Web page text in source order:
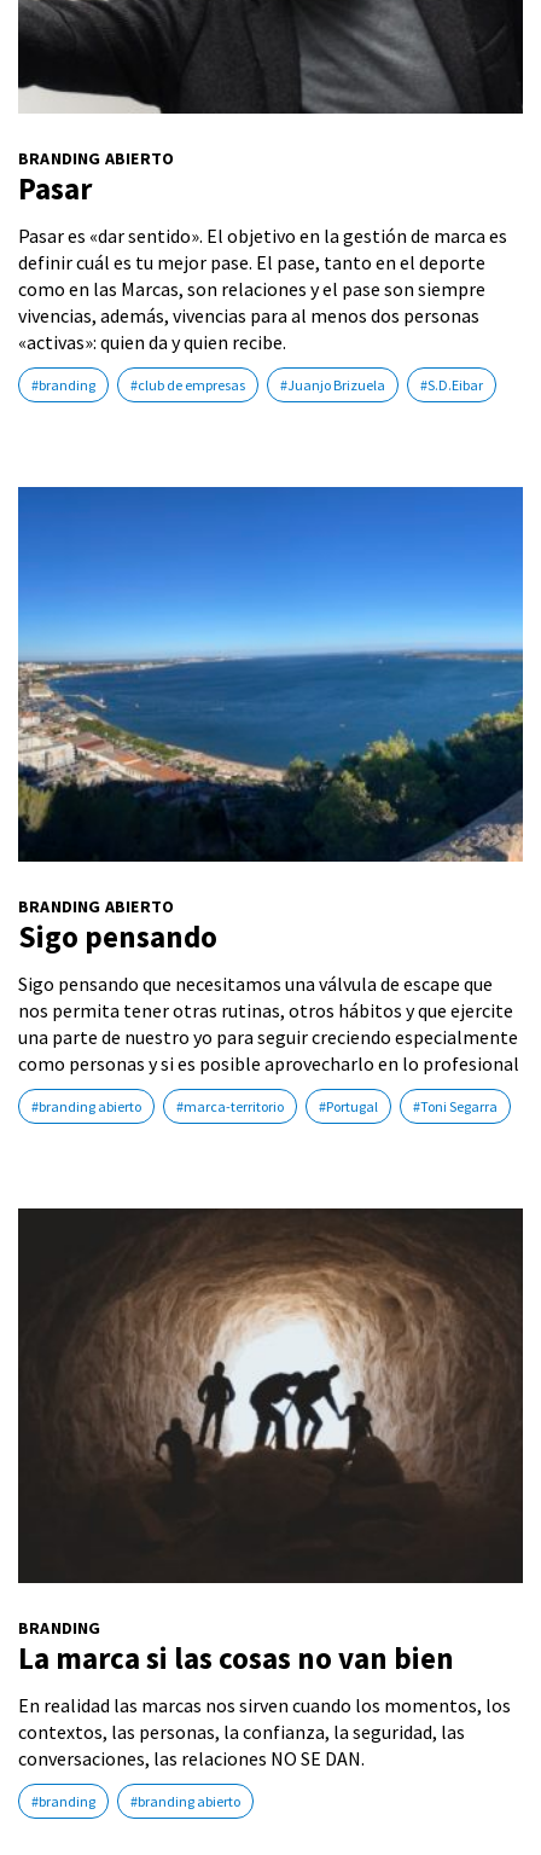
BRANDING ABIERTO
Pasar
Pasar es «dar sentido». El objetivo en la gestión de marca es
definir cuál es tu mejor pase. El pase, tanto en el deporte
como en las Marcas, son relaciones y el pase son siempre
vivencias, además, vivencias para al menos dos personas
«activas»: quien da y quien recibe.
#branding #club de empresas #Juanjo Brizuela #S.D.Eibar
BRANDING ABIERTO
Sigo pensando
Sigo pensando que necesitamos una válvula de escape que
nos permita tener otras rutinas, otros hábitos y que ejercite
una parte de nuestro yo para seguir creciendo especialmente
como personas y si es posible aprovecharlo en lo profesional
#branding abierto #marca-territorio #Portugal #Toni Segarra
BRANDING
La marca si las cosas no van bien
En realidad las marcas nos sirven cuando los momentos, los
contextos, las personas, la confianza, la seguridad, las
conversaciones, las relaciones NO SE DAN.
#branding #branding abierto